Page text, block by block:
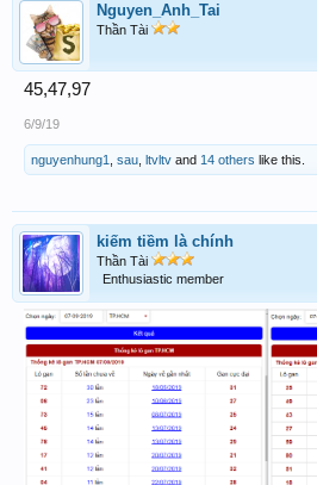
Nguyen_Anh_Tai
Thần Tài
45,47,97
6/9/19
nguyenhung1 sau ltvltv and 14 others like this.
kiếm tiềm là chính
Thần Tài
Enthusiastic member